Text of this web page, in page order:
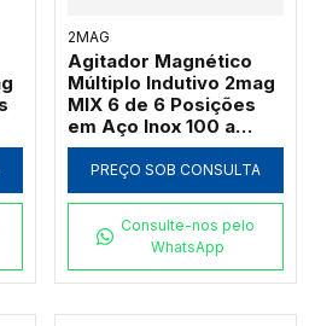
2MAG
Agitador Magnético
Múltiplo Indutivo 2mag
MIX 6 de 6 Posições
em Aço Inox 100 a
2000 RPM (Até
3000ml por Ponto)
PREÇO SOB CONSULTA
Consulte-nos pelo
WhatsApp